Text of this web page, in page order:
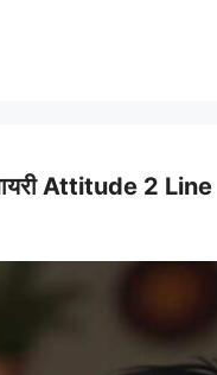
Attitude 2 Line